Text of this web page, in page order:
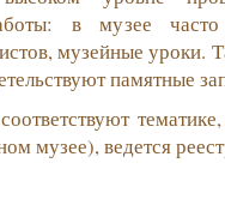
в музее часто
музейные уроки.
памятные
музее), ведется